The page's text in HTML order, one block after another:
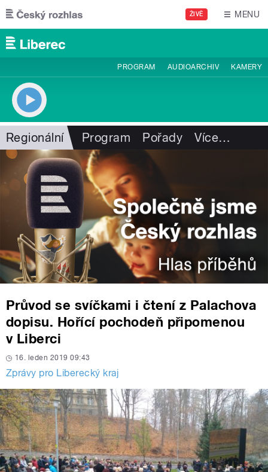
Přejít k hlavnímu obsahu
ŽIVĚ MENU
PROGRAM AUDIOARCHIV KAMERY
Regionální Program Pořady Více…
Průvod se svíčkami i čtení z Palachova
dopisu. Hořící pochodeň připomenou
v Liberci
16. leden 2019 09:43
Zprávy pro Liberecký kraj